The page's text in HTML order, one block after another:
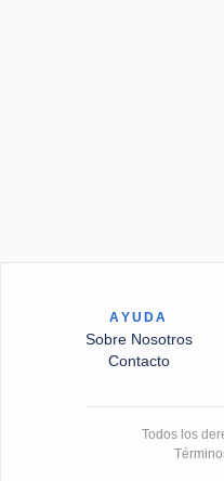
AYUDA
Sobre Nosotros
Contacto
Todos los